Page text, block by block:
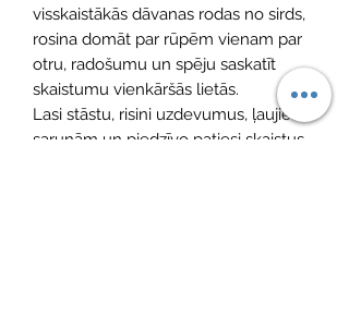
visskaistākās dāvanas rodas no sirds,
rosina domāt par rūpēm vienam par
otru, radošumu un spēju saskatīt
skaistumu vienkāršās lietās.
Lasi stāstu, risini uzdevumus, ļaujies
sarunām un piedzīvo patiesi skaistus